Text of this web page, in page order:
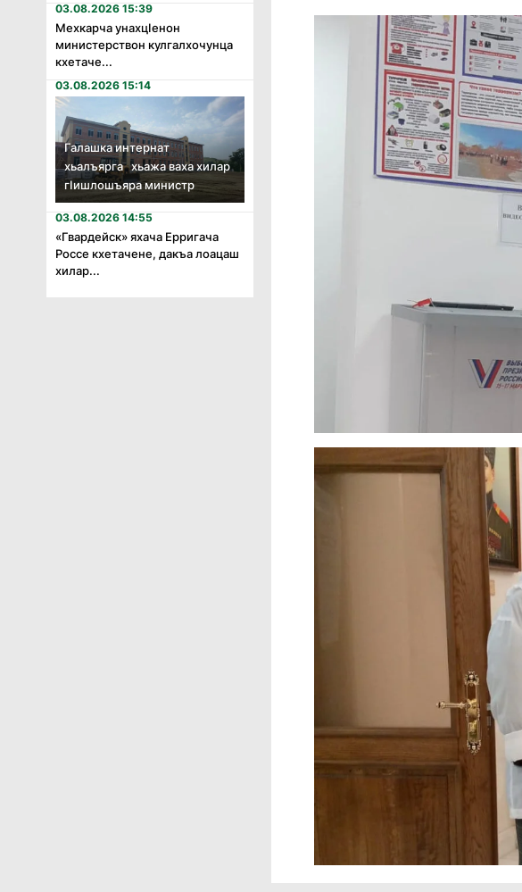
03.08.2026 15:39
Мехкарча унахцӏенон
министерствон кулгалхочунца
кхетаче...
03.08.2026 15:14
Галашка интернат
хьалъярга хьажа ваха хилар
гӏишлошъяра министр
03.08.2026 14:55
«Гвардейск» яхача Ерригача
Россе кхетачене, дакъа лоацаш
хилар...